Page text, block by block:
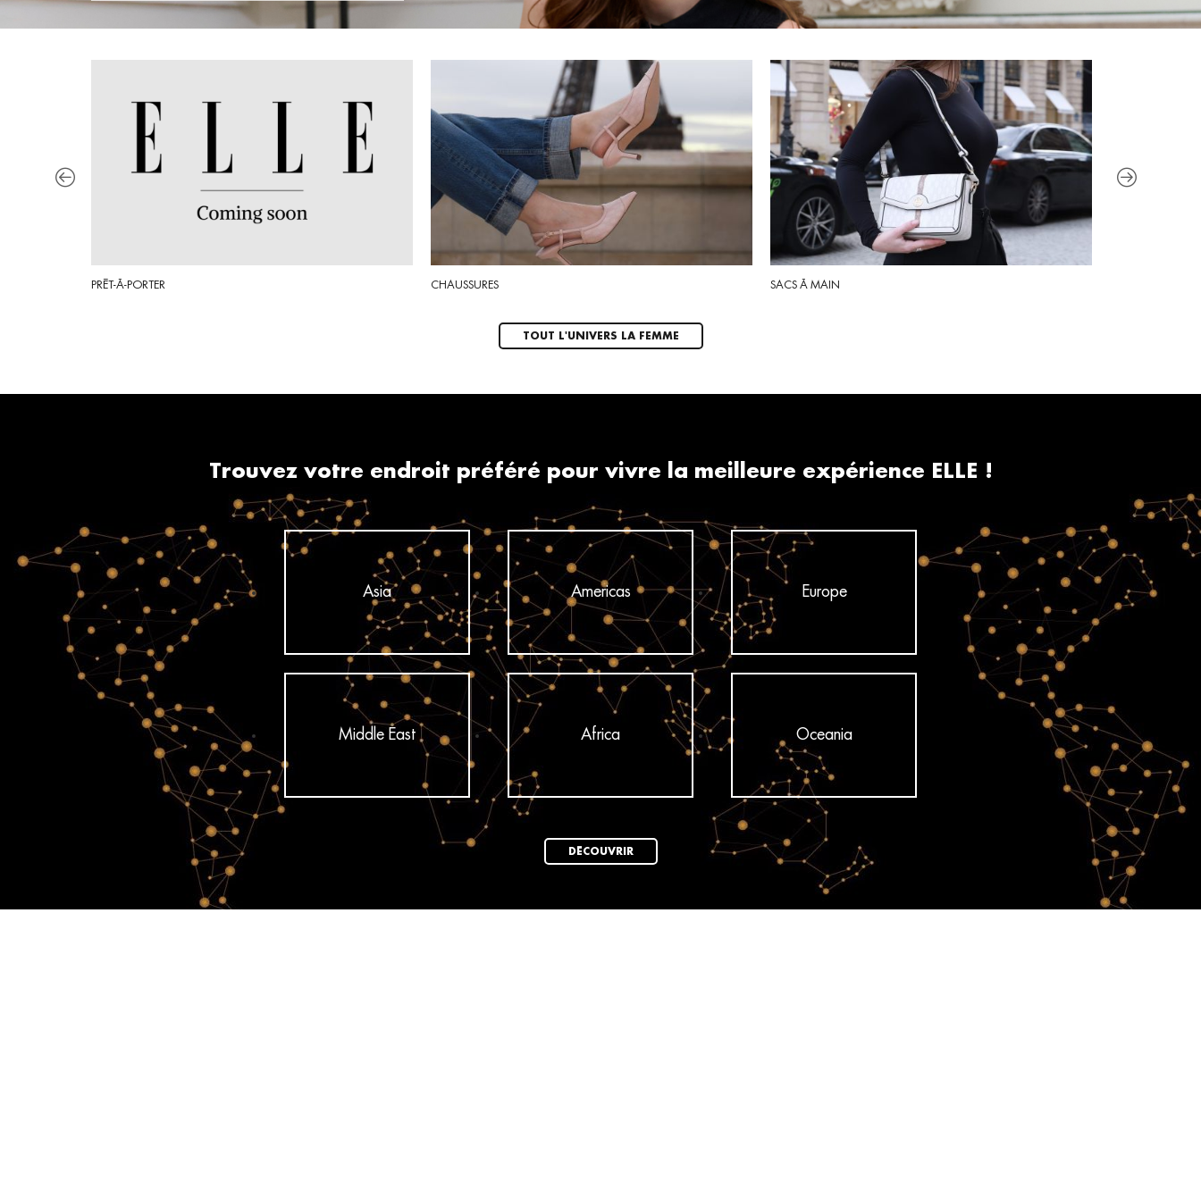
PRÊT-À-PORTER CHAUSSURES SACS À MAIN
TOUT L'UNIVERS LA FEMME
Trouvez votre endroit préféré pour vivre la meilleure expérience ELLE !
Asia Americas Europe
Middle East Africa Oceania
DÉCOUVRIR